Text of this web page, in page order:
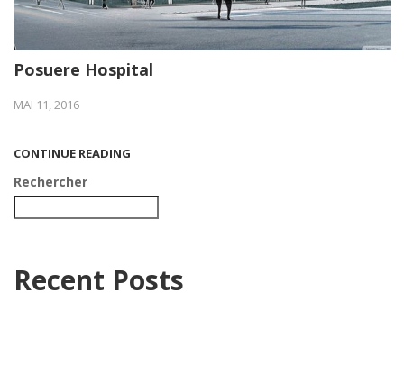
Posuere Hospital
MAI 11, 2016
CONTINUE READING
Rechercher
Recent Posts